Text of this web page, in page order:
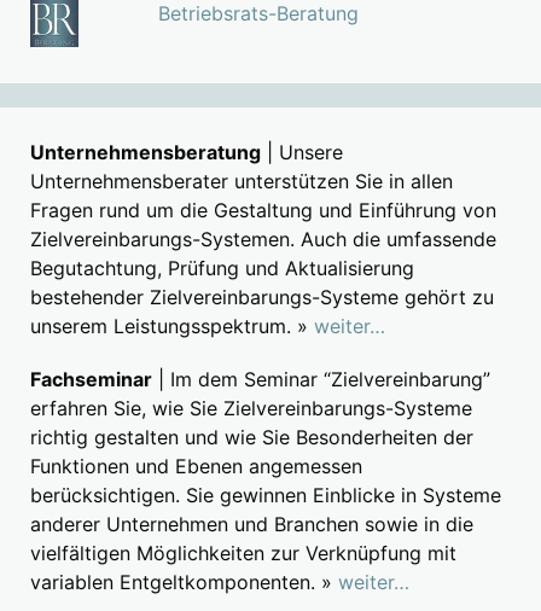
Betriebsrats-Beratung
Unternehmensberatung | Unsere
Unternehmensberater unterstützen Sie in allen
Fragen rund um die Gestaltung und Einführung von
Zielvereinbarungs-Systemen. Auch die umfassende
Begutachtung, Prüfung und Aktualisierung
bestehender Zielvereinbarungs-Systeme gehört zu
unserem Leistungsspektrum. » weiter…
Fachseminar | Im dem Seminar “Zielvereinbarung”
erfahren Sie, wie Sie Zielvereinbarungs-Systeme
richtig gestalten und wie Sie Besonderheiten der
Funktionen und Ebenen angemessen
berücksichtigen. Sie gewinnen Einblicke in Systeme
anderer Unternehmen und Branchen sowie in die
vielfältigen Möglichkeiten zur Verknüpfung mit
variablen Entgeltkomponenten. » weiter…